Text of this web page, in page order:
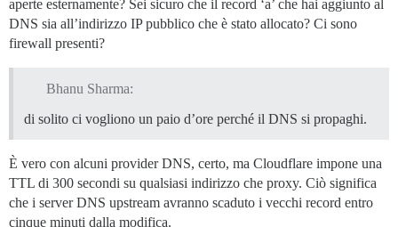
aperte esternamente? Sei sicuro che il record ‘a’ che hai aggiunto al
DNS sia all’indirizzo IP pubblico che è stato allocato? Ci sono
firewall presenti?
Bhanu Sharma:
di solito ci vogliono un paio d’ore perché il DNS si propaghi.
È vero con alcuni provider DNS, certo, ma Cloudflare impone una
TTL di 300 secondi su qualsiasi indirizzo che proxy. Ciò significa
che i server DNS upstream avranno scaduto i vecchi record entro
cinque minuti dalla modifica.